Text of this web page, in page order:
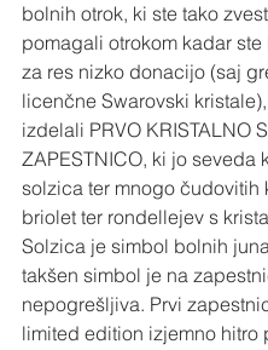
bolnih otrok, ki ste tako
pomagali otrokom kadar ste
za res nizko donacijo (saj
licenčne Swarovski
izdelali PRVO KRISTALNO
ZAPESTNICO, ki jo seveda
solzica ter mnogo čudovitih
briolet ter rondellejev s
Solzica je simbol bolnih
takšen simbol je na
nepogrešljiva. Prvi
limited edition izjemno hitro